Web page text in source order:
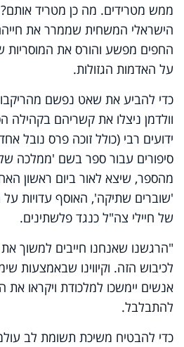
ממש מטרידים. מה כן מטריד
הישראלי המשחית שממרר את
החפים מפשע והורס את המוסריות
על האדמות הגזולות.
כדי להביע את שאט נפשם
וולדמן ניצלו את קשריהם בקהילה
ידועים רבי (כולל זוכה פרס נובל
סיפורים עבור ספר בשם 'ממלכה של
מהספר, שיצא לאור ביום ראשון
'שוברים שתיקה', האוסף עדויות על
של חיילי צה"ל כנגד פלשתינים.
"הרגשנו שאנחנו חייבים למשוך
לכיבוש הזה. וקיווינו שבאמצעות
אנשים יימשכו למלכודת ויקראו
להתבלבל.
כדי להבטיח משיכת תשומת לב